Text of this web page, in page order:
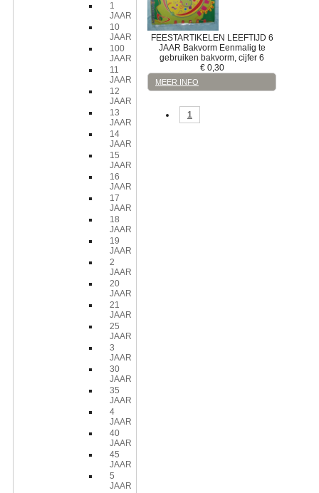
1
JAAR
10
JAAR
100
JAAR
11
JAAR
12
JAAR
13
JAAR
14
JAAR
15
JAAR
16
JAAR
17
JAAR
18
JAAR
19
JAAR
2
JAAR
20
JAAR
21
JAAR
25
JAAR
3
JAAR
30
JAAR
35
JAAR
4
JAAR
40
JAAR
45
JAAR
5
JAAR
FEESTARTIKELEN LEEFTIJD 6
JAAR Bakvorm Eenmalig te
gebruiken bakvorm, cijfer 6
€ 0,30
MEER INFO
1